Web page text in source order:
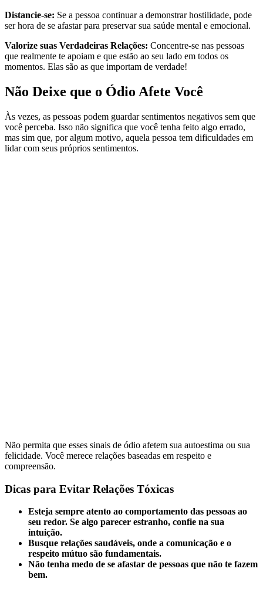
Distancie-se: Se a pessoa continuar a demonstrar hostilidade, pode
ser hora de se afastar para preservar sua saúde mental e emocional.
Valorize suas Verdadeiras Relações: Concentre-se nas pessoas
que realmente te apoiam e que estão ao seu lado em todos os
momentos. Elas são as que importam de verdade!
Não Deixe que o Ódio Afete Você
Às vezes, as pessoas podem guardar sentimentos negativos sem que
você perceba. Isso não significa que você tenha feito algo errado,
mas sim que, por algum motivo, aquela pessoa tem dificuldades em
lidar com seus próprios sentimentos.
Não permita que esses sinais de ódio afetem sua autoestima ou sua
felicidade. Você merece relações baseadas em respeito e
compreensão.
Dicas para Evitar Relações Tóxicas
Esteja sempre atento ao comportamento das pessoas ao
seu redor. Se algo parecer estranho, confie na sua
intuição.
Busque relações saudáveis, onde a comunicação e o
respeito mútuo são fundamentais.
Não tenha medo de se afastar de pessoas que não te fazem
bem.